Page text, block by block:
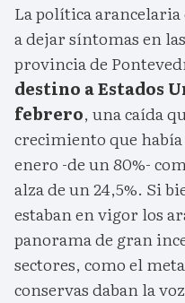
La política
a dejar síntomas en las
provincia de
destino a Estados
febrero, una caída
crecimiento que
enero -de un 80%-
alza de un 24,5%. Si
estaban en vigor los
panorama de gran
sectores, como el
conservas daban la